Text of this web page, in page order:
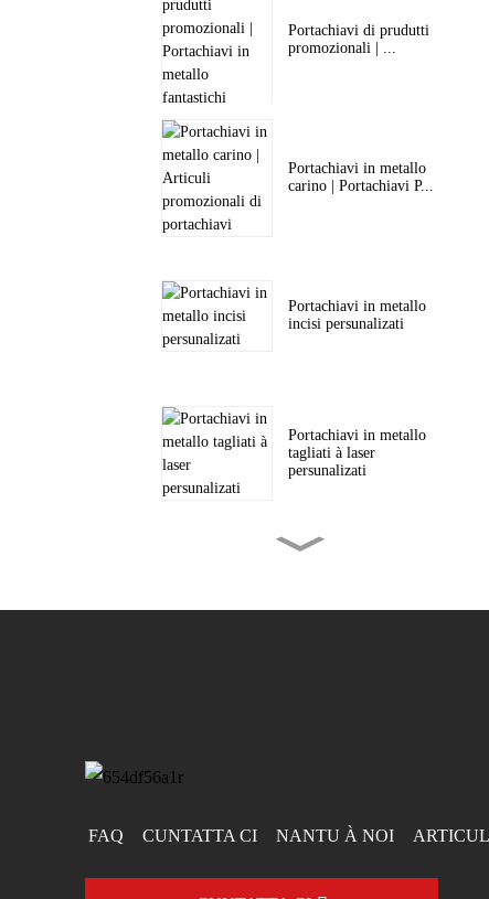
Portachiavi di prudutti
promozionali | ...
Portachiavi in ​​metallo
carino | Portachiavi P...
Portachiavi in ​​metallo
incisi persunalizati
Portachiavi in ​​metallo
tagliati à laser
persunalizati
FAQ CUNTATTA CI NANTU À NOI